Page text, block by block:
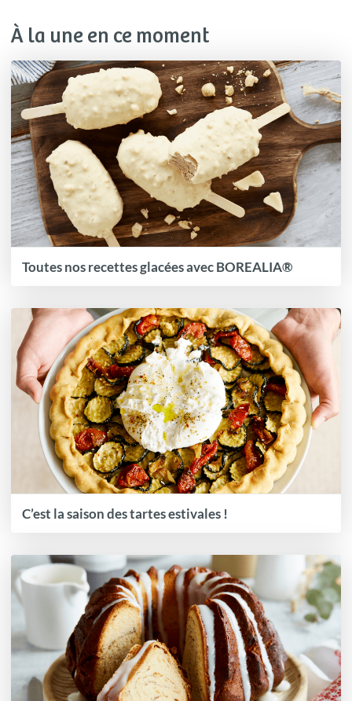
À la une en ce moment
Toutes nos recettes glacées avec BOREALIA®
C’est la saison des tartes estivales !